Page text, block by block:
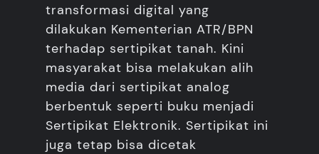
transformasi digital yang
dilakukan Kementerian ATR/BPN
terhadap sertipikat tanah. Kini
masyarakat bisa melakukan alih
media dari sertipikat analog
berbentuk seperti buku menjadi
Sertipikat Elektronik. Sertipikat ini
juga tetap bisa dicetak